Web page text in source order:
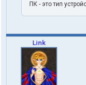
ПК - это тип
Link